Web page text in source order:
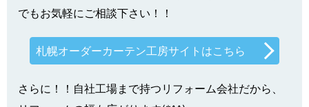
でもお気軽にご相談下さい！！
札幌オーダーカーテン工房サイトはこちら
さらに！！自社工場まで持つリフォーム会社だから、